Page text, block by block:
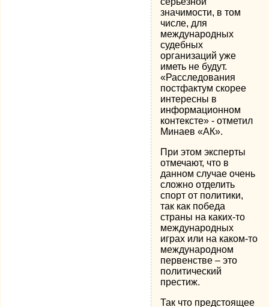
значимости, в том
числе, для
международных
судебных
организаций уже
иметь не будут.
«Расследования
постфактум скорее
интересны в
информационном
контексте» - отметил
Минаев «АК».
При этом эксперты
отмечают, что в
данном случае очень
сложно отделить
спорт от политики,
так как победа
страны на каких-то
международных
играх или на каком-то
международном
первенстве – это
политический
престиж.
Так что предстоящее